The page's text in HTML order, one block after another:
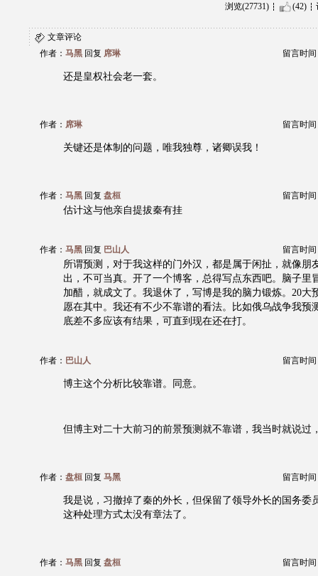
浏览(27731) (42)
文章评论
作者： 马黑 回复 席琳 留言时间
还是皇权社会老一套。
作者： 席琳 留言时间
关键还是体制的问题，唯我独尊，诸卿误我！
作者： 马黑 回复 盘桓 留言时间
估计这与他亲自提拔秦有挂
作者： 马黑 回复 巴山人 留言时间
所谓预测，对于我这样的门外汉，都是属于闲扯，就像朋
出，不可当真。开了一个博客，总得写点东西吧。脑子里
加醋，就成文了。我退休了，写博是我的脑力锻炼。20大
愿在其中。我还有不少不靠谱的看法。比如俄乌战争我预
底差不多应该有结果，可直到现在还在打。
作者： 巴山人 留言时间
博主这个分析比较靠谱。同意。
但博主对二十大前习的前景预测就不靠谱，我当时就说过
作者： 盘桓 回复 马黑 留言时间
我是说，习撤掉了秦的外长，但保留了领导外长的国务委
这种处理方式太没有章法了。
作者： 马黑 回复 盘桓 留言时间